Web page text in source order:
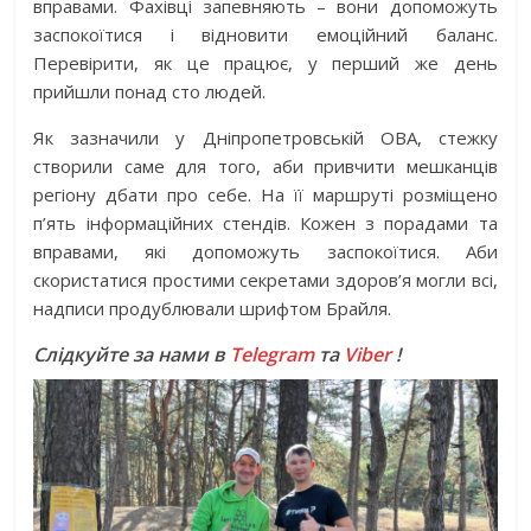
вправами. Фахівці запевняють – вони допоможуть
заспокоїтися і відновити емоційний баланс.
Перевірити, як це працює, у перший же день
прийшли понад сто людей.
Як зазначили у Дніпропетровській ОВА, стежку
створили саме для того, аби привчити мешканців
регіону дбати про себе. На її маршруті розміщено
п’ять інформаційних стендів. Кожен з порадами та
вправами, які допоможуть заспокоїтися. Аби
скористатися простими секретами здоров’я могли всі,
надписи продублювали шрифтом Брайля.
Слідкуйте за нами в Telegramта Viber!